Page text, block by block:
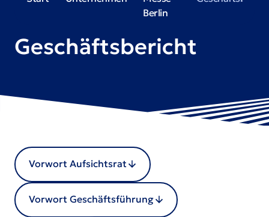
Berlin
Geschäftsbericht
Vorwort Aufsichtsrat
Vorwort Geschäftsführung